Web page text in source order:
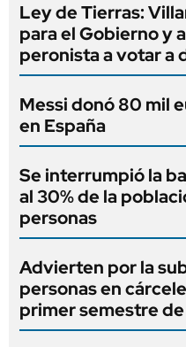
Ley de Tierras:
para el Gobierno y
peronista a votar a
Messi donó 80 mil
en España
Se interrumpió la
al 30% de la
personas
Advierten por la
personas en
primer semestre